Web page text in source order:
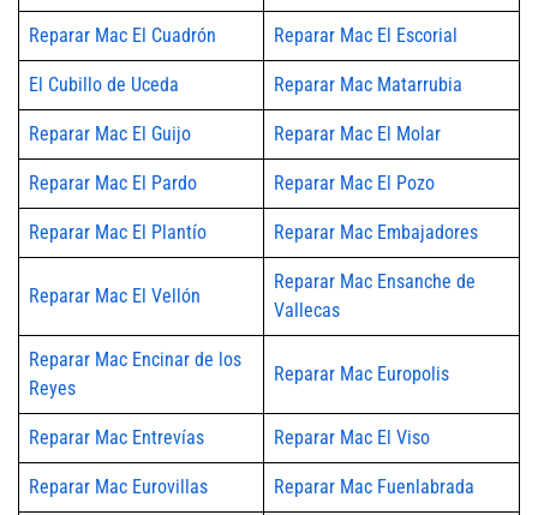
Reparar Mac El Cuadrón Reparar Mac El Escorial
El Cubillo de Uceda Reparar Mac Matarrubia
Reparar Mac El Guijo Reparar Mac El Molar
Reparar Mac El Pardo Reparar Mac El Pozo
Reparar Mac El Plantío Reparar Mac Embajadores
Reparar Mac El Vellón
Reparar Mac Ensanche de
Vallecas
Reparar Mac Encinar de los
Reyes
Reparar Mac Europolis
Reparar Mac Entrevías Reparar Mac El Viso
Reparar Mac Eurovillas Reparar Mac Fuenlabrada